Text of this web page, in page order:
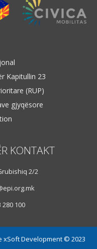
Kapitullin 23
(RUP)
gjyqësore
KONTAKT
2/2
280 100
xSoft Development © 2023